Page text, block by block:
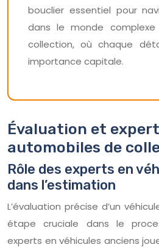
bouclier essentiel pour
dans le monde
collection, où chaque
importance capitale.
Évaluation et
automobiles de
Rôle des experts en
dans l’estimation
L’évaluation précise d’un
étape cruciale dans le
experts en véhicules anciens